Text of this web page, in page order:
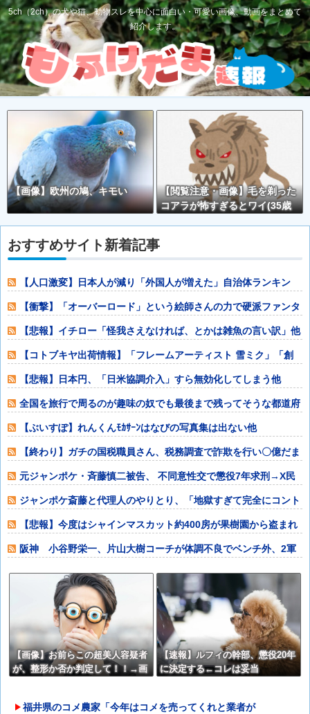
5ch（2ch）の犬や猫、動物スレを中心に面白い・可愛い画像、動画をまとめて
紹介します。
【画像】欧州の鳩、キモい
【閲覧注意・画像】毛を剃った
コアラが怖すぎるとワイ(35歳
おすすめサイト新着記事
【人口激変】日本人が減り「外国人が増えた」自治体ランキン
グ、1位大阪市
【衝撃】「オーバーロード」という絵師さんの力で硬派ファンタ
ジーと誤解させ
【悲報】イチロー「怪我さえなければ、とかは雑魚の言い訳」他
【コトブキヤ出荷情報】「フレームアーティスト 雪ミク」「創
彩少女庭園 早
【悲報】日本円、「日米協調介入」すら無効化してしまう他
全国を旅行で周るのが趣味の奴でも最後まで残ってそうな都道府
県ってどこ？？
【ぶいすぽ】れんくんﾓｶｻｰﾝはなびの写真集は出ない他
【終わり】ガチの国税職員さん、税務調査で詐欺を行い〇億だま
し取る他
元ジャンポケ・斉藤慎二被告、 不同意性交で懲役7年求刑→X民
「口封じに◯
ジャンポケ斎藤と代理人のやりとり、「地獄すぎて完全にコント
になってる……
【悲報】今度はシャインマスカット約400房が果樹園から盗まれ
る 参議院議
阪神 小谷野栄一、片山大樹コーチが体調不良でベンチ外、2軍
【画像】お前らこの超美人容疑者
が、整形か否か判定して！！→画
【速報】ルフィの幹部、懲役20年
に決定する←コレは妥当
福井県のコメ農家「今年はコメを売ってくれと業者が